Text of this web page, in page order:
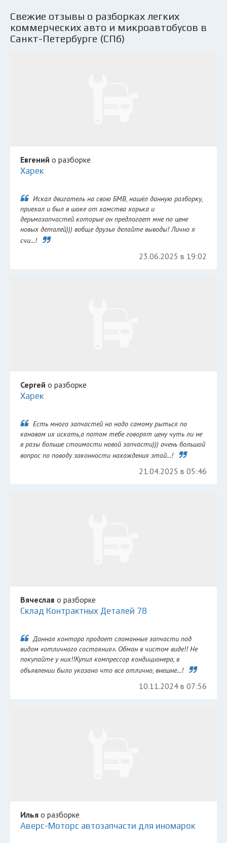
Свежие отзывы о разборках легких
коммерческих авто и микроавтобусов в
Санкт-Петербурге (СПб)
Евгений о разборке
Харек
Искал двигатель на свою БМВ, нашёл данную разборку,
приехал и был в шоке от хамства хорька и
дерьмозапчастей которые он предлогает мне по цене
новых деталей))) вобще друзья делайте выводы! Лично я
счи...!
23.06.2025 в 19:02
Сергей о разборке
Харек
Есть много запчастей но надо самому рыться по
канавам их искать,а потом тебе говорят цену чуть ли не
в разы больше стоимости новой запчасти))) очень большой
вопрос по поводу законности нахождения этой...!
21.04.2025 в 05:46
Вячеслав о разборке
Склад Контрактных Деталей 78
Данная контора продает сломанные запчасти под
видом «отличного состояния». Обман в чистом виде!! Не
покупайте у них!!Купил компрессор кондиционера, в
объявлении было указано что все отлично, внешне...!
10.11.2024 в 07:56
Илья о разборке
Аверс-Моторс автозапчасти для иномарок